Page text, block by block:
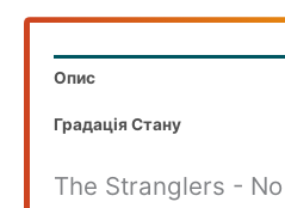
Опис
Градація Стану
The Stranglers -